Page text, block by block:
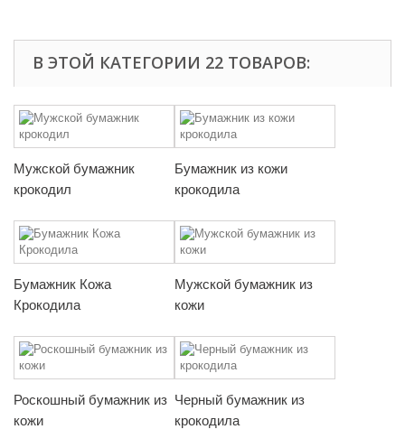
В ЭТОЙ КАТЕГОРИИ 22 ТОВАРОВ:
Мужской бумажник
крокодил
Бумажник из кожи
крокодила
Бумажник Кожа
Крокодила
Мужской бумажник из
кожи
Роскошный бумажник из
кожи
Черный бумажник из
крокодила